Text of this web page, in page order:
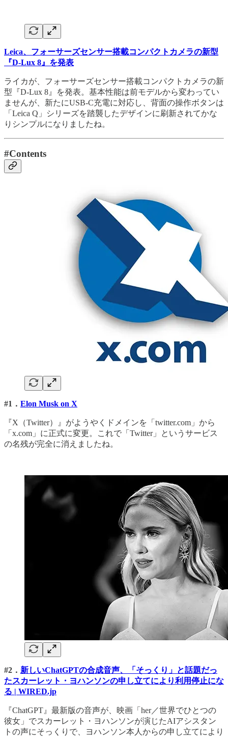
Leica、フォーサーズセンサー搭載コンパクトカメラの新型
『D-Lux 8』を発表
ライカが、フォーサーズセンサー搭載コンパクトカメラの新
型『D-Lux 8』を発表。基本性能は前モデルから変わってい
ませんが、新たにUSB-C充電に対応し、背面の操作ボタンは
「Leica Q」シリーズを踏襲したデザインに刷新されてかな
りシンプルになりましたね。
#Contents
#1． Elon Musk on X
『X（Twitter）』がようやくドメインを「twitter.com」から
「x.com」に正式に変更。これで「Twitter」というサービス
の名残が完全に消えましたね。
#2． 新しいChatGPTの合成音声、「そっくり」と話題だっ
たスカーレット・ヨハンソンの申し立てにより利用停止にな
る | WIRED.jp
『ChatGPT』最新版の音声が、映画「her／世界でひとつの
彼女」でスカーレット・ヨハンソンが演じたAIアシスタン
トの声にそっくりで、ヨハンソン本人からの申し立てにより